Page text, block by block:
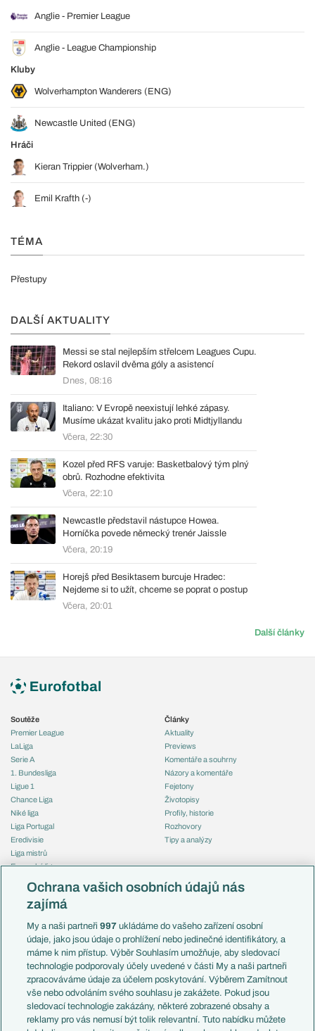
Anglie - Premier League
Anglie - League Championship
Kluby
Wolverhampton Wanderers (ENG)
Newcastle United (ENG)
Hráči
Kieran Trippier (Wolverham.)
Emil Krafth (-)
TÉMA
Přestupy
DALŠÍ AKTUALITY
Messi se stal nejlepším střelcem Leagues Cupu.
Rekord oslavil dvěma góly a asistencí
Dnes, 08:16
Italiano: V Evropě neexistují lehké zápasy.
Musíme ukázat kvalitu jako proti Midtjyllandu
Včera, 22:30
Kozel před RFS varuje: Basketbalový tým plný
obrů. Rozhodne efektivita
Včera, 22:10
Newcastle představil nástupce Howea.
Horníčka povede německý trenér Jaissle
Včera, 20:19
Horejš před Besiktasem burcuje Hradec:
Nejdeme si to užít, chceme se poprat o postup
Včera, 20:01
Další články
Soutěže
Premier League
LaLiga
Serie A
1. Bundesliga
Ligue 1
Chance Liga
Niké liga
Liga Portugal
Eredivisie
Liga mistrů
Evropská liga
Mistrovství světa
Liga národů
Témata
Představení týmů MS
EuroSkauting
PL v kostce
Evropské koeficienty
Přestupy
Přestupové spekulace
Články
Aktuality
Previews
Komentáře a souhrny
Názory a komentáře
Fejetony
Životopisy
Profily, historie
Rozhovory
Tipy a analýzy
Česko
Francie
Itálie
Německo
Španělsko
Argentina
Brazílie
Přestupy
Ochrana vašich osobních údajů nás
zajímá
My a naši partneři997 ukládáme do vašeho zařízení osobní
údaje, jako jsou údaje o prohlížení nebo jedinečné identifikátory, a
máme k nim přístup. Výběr Souhlasím umožňuje, aby sledovací
technologie podporovaly účely uvedené v části My a naši partneři
zpracováváme údaje za účelem poskytování. Výběrem Zamítnout
vše nebo odvoláním svého souhlasu je zakážete. Pokud jsou
sledovací technologie zakázány, některé zobrazené obsahy a
reklamy pro vás nemusí být tolik relevantní. Tuto nabídku můžete